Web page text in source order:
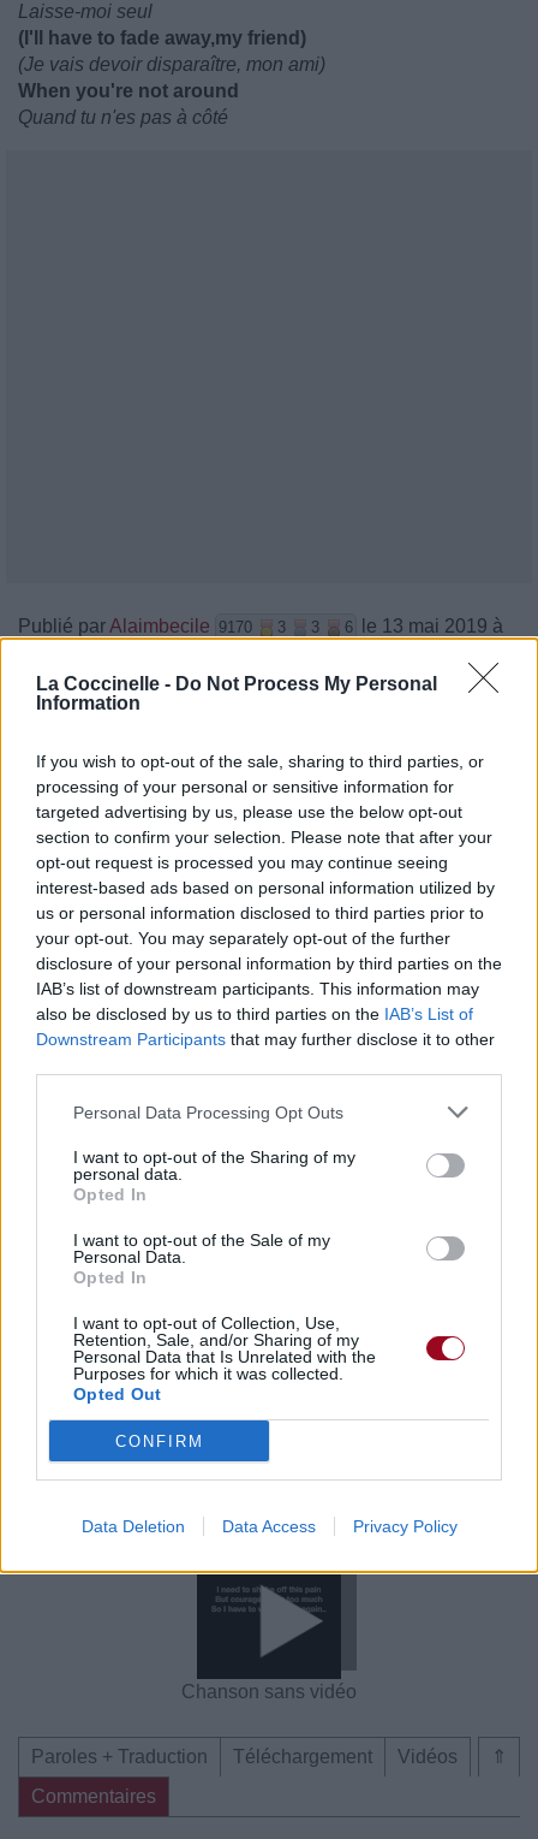
La Coccinelle - Do Not Process My Personal
Information
If you wish to opt-out of the sale, sharing to third parties, or
processing of your personal or sensitive information for
targeted advertising by us, please use the below opt-out
section to confirm your selection. Please note that after your
opt-out request is processed you may continue seeing
interest-based ads based on personal information utilized by
us or personal information disclosed to third parties prior to
your opt-out. You may separately opt-out of the further
disclosure of your personal information by third parties on the
IAB’s list of downstream participants. This information may
also be disclosed by us to third parties on the IAB’s List of
Downstream Participants that may further disclose it to other
Personal Data Processing Opt Outs
I want to opt-out of the Sharing of my
personal data.
Opted In
I want to opt-out of the Sale of my
Personal Data.
Opted In
I want to opt-out of Collection, Use,
Retention, Sale, and/or Sharing of my
Personal Data that Is Unrelated with the
Purposes for which it was collected.
Opted Out
CONFIRM
Data Deletion Data Access Privacy Policy
Laisse-moi seul
(I'll have to fade away,my friend)
(Je vais devoir disparaître, mon ami)
When you're not around
Quand tu n'es pas à côté
Publié parAlaimbecile 9170 3 3 6
le 13 mai 2019 à
Chanteurs : Seether
To Fray
Paroles + Traduction Téléchargement
Vidéos
Commentaires
Pour prolonger le plaisir musical :
Vous aimez chanter, apprenez la guitare chez
Télécharger légalement les MP3 sur
Télécharger légalement les MP3 ou trouver le CD sur
Trouver des vinyles et des CD sur
Trouver un instrument de musique ou une partition au
Commentaires
Voir la vidéo de «Pass Slowly »
Chanson sans vidéo
⇑
Paroles + Traduction Téléchargement
Vidéos
Commentaires